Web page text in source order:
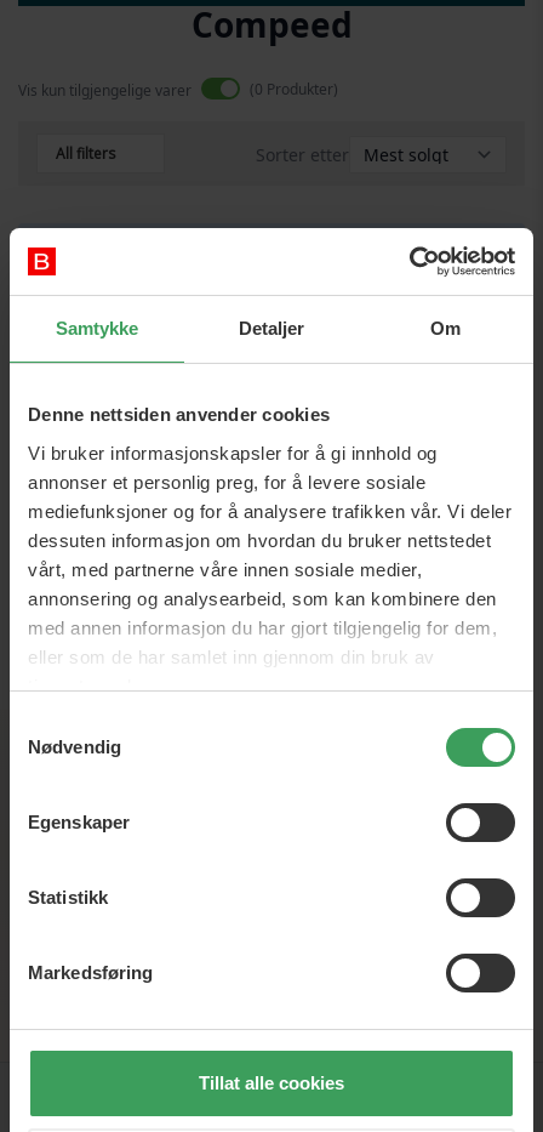
Samtykke Detaljer Om
Denne nettsiden anvender cookies
Vi bruker informasjonskapsler for å gi innhold og
annonser et personlig preg, for å levere sosiale
mediefunksjoner og for å analysere trafikken vår. Vi deler
dessuten informasjon om hvordan du bruker nettstedet
vårt, med partnerne våre innen sosiale medier,
annonsering og analysearbeid, som kan kombinere den
med annen informasjon du har gjort tilgjengelig for dem,
eller som de har samlet inn gjennom din bruk av
tjenestene deres.
Nødvendig
Egenskaper
Statistikk
Markedsføring
Tillat alle cookies
Compeed
Vis kun tilgjengelige varer 0 Produkter
All filters Sorter etter
Vi finner ikke produkter som matcher utvalget.
NOK
Registrer deg for vårt nyhetsbrev, og vær den første til å
Registrer
KUNDESERVICE